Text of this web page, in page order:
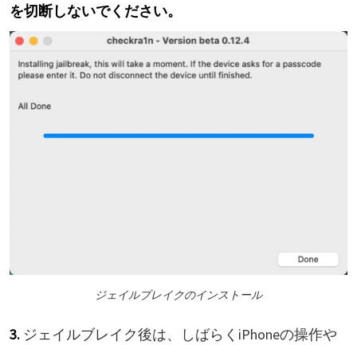
を切断しないでください。
ジェイルブレイクのインストール
3. ジェイルブレイク後は、しばらくiPhoneの操作や